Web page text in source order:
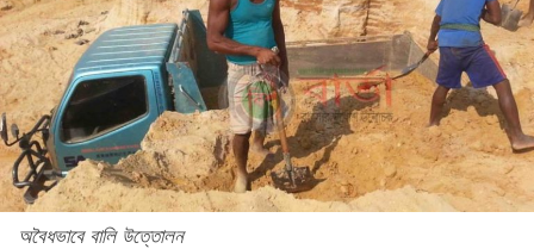
অবৈধভাবে বালি উত্তোলন